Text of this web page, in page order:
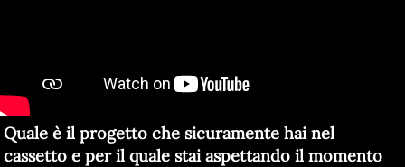
Quale è il progetto che sicuramente hai nel
cassetto e per il quale stai aspettando il momento